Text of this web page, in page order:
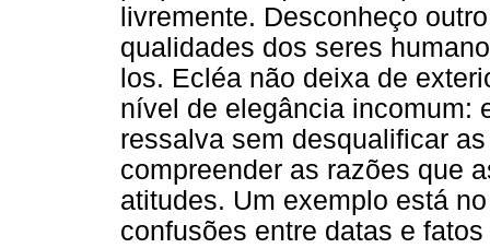
livremente. Desconheço
qualidades dos seres
los. Ecléa não deixa de
nível de elegância incomum:
ressalva sem desqualificar
compreender as razões que
atitudes. Um exemplo está
confusões entre datas e